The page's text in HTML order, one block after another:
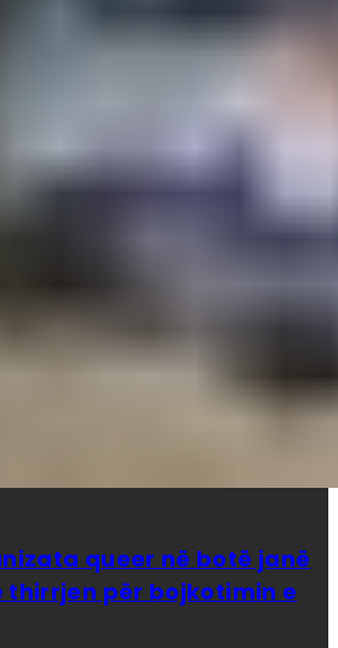
queer në botë janë
thirrjen për bojkotimin e